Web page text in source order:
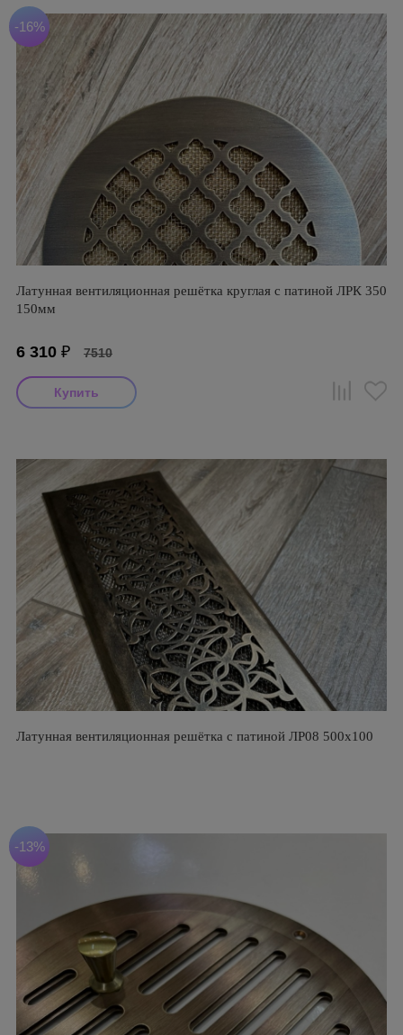
-16%
Латунная вентиляционная решётка круглая с патиной ЛРК 350
150мм
6 310 ₽ 7510
Латунная вентиляционная решётка с патиной ЛР08 500х100
-13%